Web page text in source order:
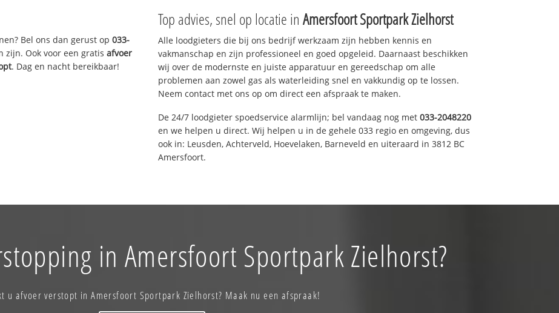
Bel ons dan gerust op033-
zijn. Ook voor een gratisafvoer
. Dag en nacht bereikbaar!
Top advies, snel op locatie in Amersfoort Sportpark Zielhorst
Alle loodgieters die bij ons bedrijf werkzaam zijn hebben kennis en
vakmanschap en zijn professioneel en goed opgeleid. Daarnaast beschikken
wij over de modernste en juiste apparatuur en gereedschap om alle
problemen aan zowel gas als waterleiding snel en vakkundig op te lossen.
Neem contact met ons op om direct een afspraak te maken.
De 24/7 loodgieter spoedservice alarmlijn; bel vandaag nog met 033-2048220
en we helpen u direct. Wij helpen u in de gehele 033 regio en omgeving, dus
ook in: Leusden, Achterveld, Hoevelaken, Barneveld en uiteraard in 3812 BC
Amersfoort.
in Amersfoort Sportpark Zielhorst?
u afvoer verstopt in Amersfoort Sportpark Zielhorst? Maak nu een afspraak!